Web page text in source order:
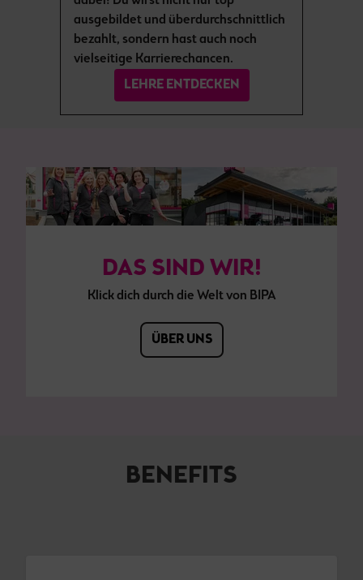
ausgebildet und überdurchschnittlich
bezahlt, sondern hast auch noch
vielseitige Karrierechancen.
LEHRE ENTDECKEN
DAS SIND WIR!
Klick dich durch die Welt von BIPA
ÜBER UNS
BENEFITS